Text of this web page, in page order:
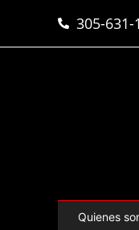
305-631-
Quienes